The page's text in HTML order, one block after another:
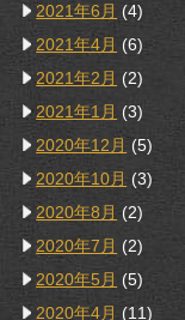
2021年6月 (4)
2021年4月 (6)
2021年2月 (2)
2021年1月 (3)
2020年12月 (5)
2020年10月 (3)
2020年8月 (2)
2020年7月 (2)
2020年5月 (5)
2020年4月 (11)